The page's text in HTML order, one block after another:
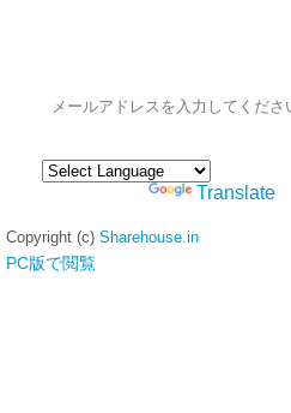
Translate
Copyright (c) Sharehouse.in
PC版で閲覧